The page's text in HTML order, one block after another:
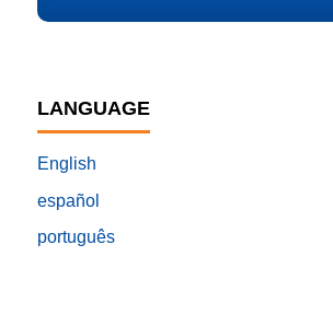
LANGUAGE
English
español
português